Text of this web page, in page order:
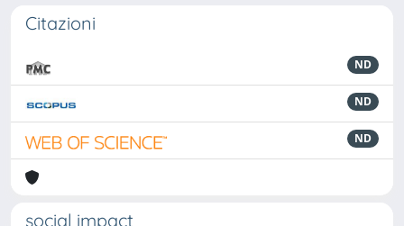
Citazioni
ND
ND
ND
social impact